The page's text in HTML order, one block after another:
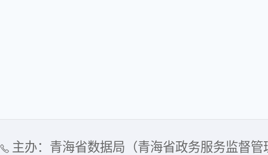
主办：青海省数据局（青海省政务服务监督管